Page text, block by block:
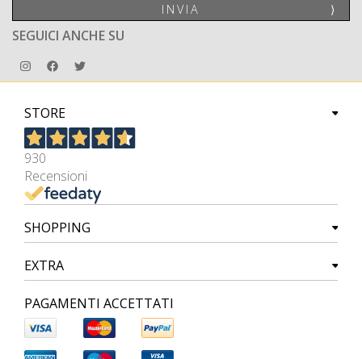
INVIA ⟩
SEGUICI ANCHE SU
STORE
930
Recensioni
SHOPPING
EXTRA
PAGAMENTI ACCETTATI